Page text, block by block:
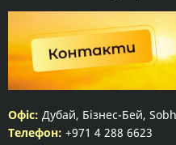
Офіс: Дубай, Бізнес-Бей,
Телефон: +971 4 288 6623